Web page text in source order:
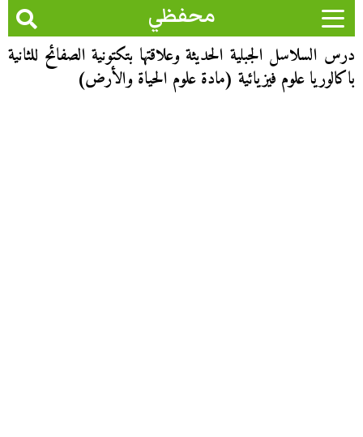
محفظي
درس السلاسل الجبلية الحديثة وعلاقتها بتكتونية الصفائح للثانية
باكالوريا علوم فيزيائية (مادة علوم الحياة والأرض)